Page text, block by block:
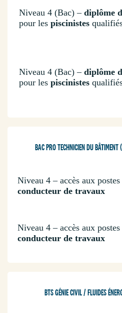
Niveau 4 (Bac) – diplôme
pour les piscinistes
Niveau 4 (Bac) – diplôme
pour les piscinistes
BAC PRO TECHNICIEN DU BÂTIMENT
Niveau 4 – accès aux
conducteur de travaux
Niveau 4 – accès aux
conducteur de travaux
BTS GÉNIE CIVIL / FLUIDES